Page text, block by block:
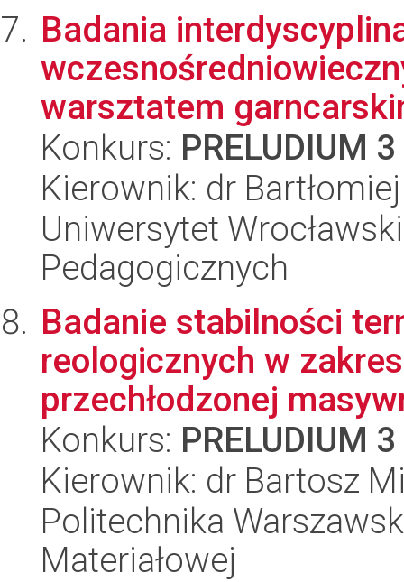
Badania
warsztatem
Konkurs: PRELUDIUM 3
Kierownik: dr
Uniwersytet
Pedagogicznych
Badanie stabilności
reologicznych w
przechłodzonej
Konkurs: PRELUDIUM 3
Kierownik: dr Bartosz
Politechnika
Materiałowej